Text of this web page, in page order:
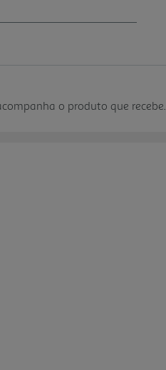
o produto que recebe.